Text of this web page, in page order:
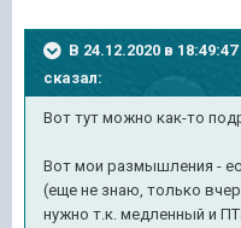
В 24.12.2020 в
сказал:
Вот тут можно как-то
Вот мои размышления -
(еще не знаю, только
нужно т.к. медленный и